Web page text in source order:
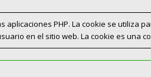
aplicaciones PHP. La cookie se utiliza
en el sitio web. La cookie es una